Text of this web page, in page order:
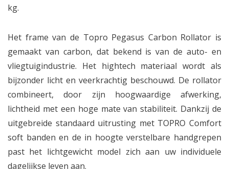
kg.
Het frame van de Topro Pegasus Carbon Rollator is
gemaakt van carbon, dat bekend is van de auto- en
vliegtuigindustrie. Het hightech materiaal wordt als
bijzonder licht en veerkrachtig beschouwd. De rollator
combineert, door zijn hoogwaardige afwerking,
lichtheid met een hoge mate van stabiliteit. Dankzij de
uitgebreide standaard uitrusting met TOPRO Comfort
soft banden en de in hoogte verstelbare handgrepen
past het lichtgewicht model zich aan uw individuele
dagelijkse leven aan.